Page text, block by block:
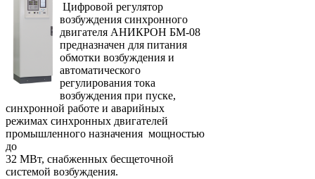
Цифровой регулятор
возбуждения синхронного
двигателя АНИКРОН БМ-08
предназначен для питания
обмотки возбуждения и
автоматического
регулирования тока
возбуждения при пуске,
синхронной работе и аварийных
режимах синхронных двигателей
промышленного назначения мощностью
до
32 МВт, снабженных бесщеточной
системой возбуждения.